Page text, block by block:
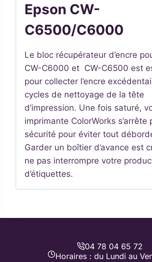
Epson CW-
C6500/C6000
Le bloc récupérateur d’encre
CW-C6000 et CW-C6500 est
pour collecter l’encre
cycles de nettoyage de la tête
d’impression. Une fois saturé,
imprimante ColorWorks s’arrête
sécurité pour éviter tout
Garder un boîtier d’avance est
ne pas interrompre votre
d’étiquettes.
04 78 04 65 72
Horaires : du Lundi au